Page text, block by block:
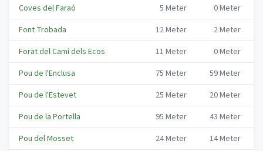
Coves del Faraó
5 Meter 0Meter
Font Trobada
12Meter 2Meter
Forat del Camí dels Ecos
11 Meter 0Meter
Pou de l'Enclusa
75 Meter 59Meter
Pou de l'Estevet
25 Meter 20Meter
Pou de la Portella
95 Meter 43 Meter
Pou del Mosset
24Meter 14Meter